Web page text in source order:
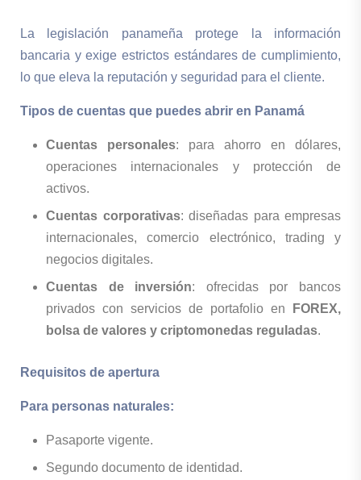
La legislación panameña protege la información
bancaria y exige estrictos estándares de cumplimiento,
lo que eleva la reputación y seguridad para el cliente.
Tipos de cuentas que puedes abrir en Panamá
Cuentas personales: para ahorro en dólares,
operaciones internacionales y protección de
activos.
Cuentas corporativas: diseñadas para empresas
internacionales, comercio electrónico, trading y
negocios digitales.
Cuentas de inversión: ofrecidas por bancos
privados con servicios de portafolio en
FOREX,
bolsa de valores y criptomonedas reguladas.
Requisitos de apertura
Para personas naturales:
Pasaporte vigente.
Segundo documento de identidad.